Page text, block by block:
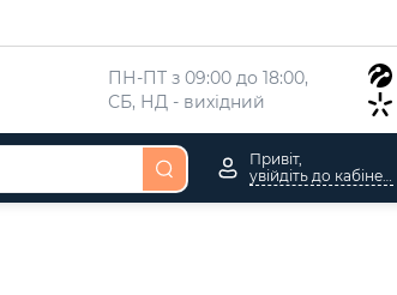
ПН-ПТ з 09:00 до 18:00,
СБ, НД - вихідний
Привіт,